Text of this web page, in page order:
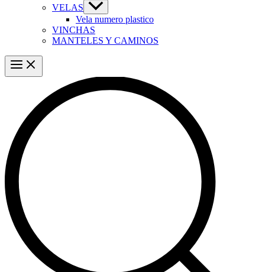
VELAS
Vela numero plastico
VINCHAS
MANTELES Y CAMINOS